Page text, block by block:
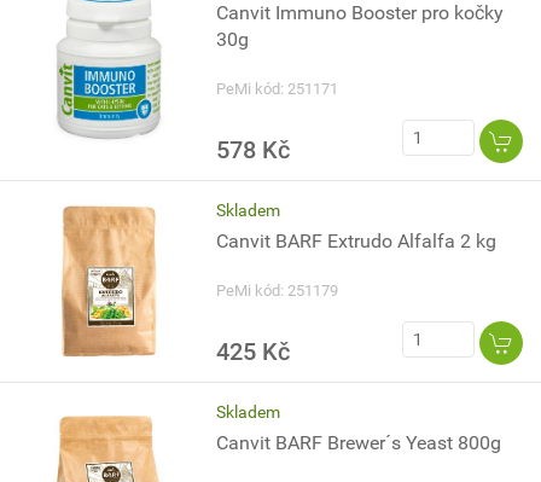
Canvit Immuno Booster pro kočky
30g
PeMi kód: 251171
578 Kč
Skladem
Canvit BARF Extrudo Alfalfa 2 kg
PeMi kód: 251179
425 Kč
Skladem
Canvit BARF Brewer´s Yeast 800g